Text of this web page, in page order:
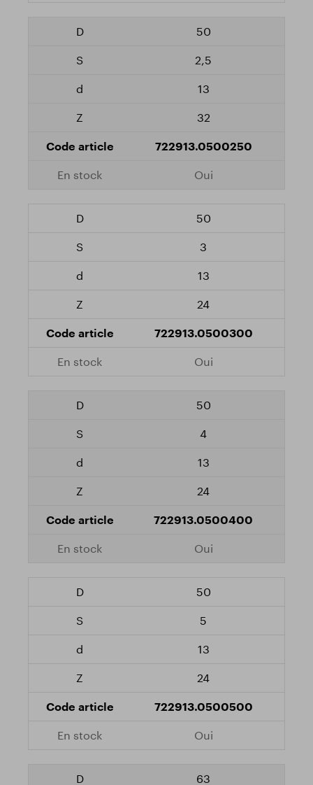
50
2,5
13
32
722913.0500250
Oui
50
3
13
24
722913.0500300
Oui
50
4
13
24
722913.0500400
Oui
50
5
13
24
722913.0500500
Oui
63